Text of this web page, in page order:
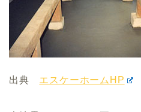
出典 エスケーホームHP